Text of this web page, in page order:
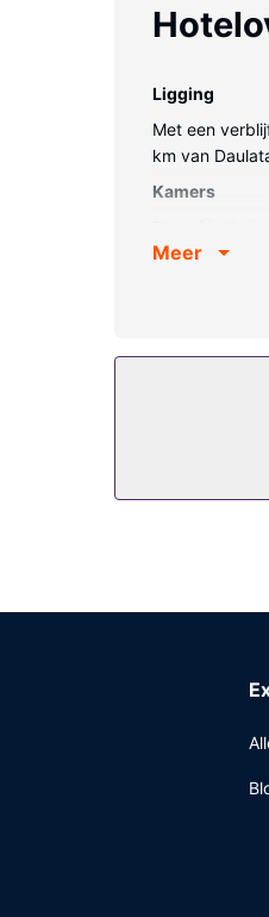
Ligging
Met een
km van
Kamers
Overige
Meer